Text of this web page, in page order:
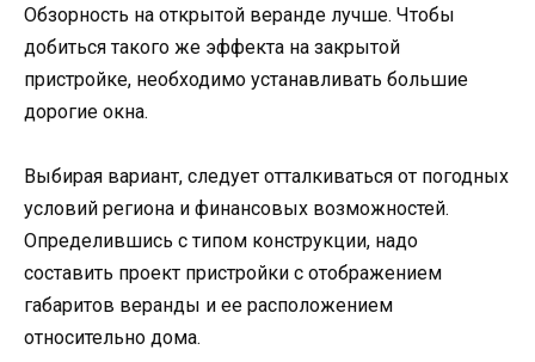
Обзорность на открытой веранде лучше. Чтобы
добиться такого же эффекта на закрытой
пристройке, необходимо устанавливать большие
дорогие окна.
Выбирая вариант, следует отталкиваться от погодных
условий региона и финансовых возможностей.
Определившись с типом конструкции, надо
составить проект пристройки с отображением
габаритов веранды и ее расположением
относительно дома.